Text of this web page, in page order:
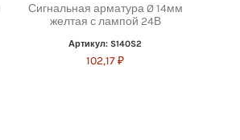
Сигнальная арматура Ø 14мм
желтая с лампой 24В
Артикул: S140S2
102,17 ₽